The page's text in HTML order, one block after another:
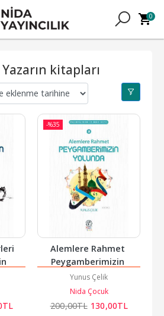
0
kitapları
TL
-%35
Alemlere Rahmet
Peygamberimizin
Yolunda; Önderlerin
İzinde Seti
Yunus Çelik
Nida Çocuk
200,00TL 130,00TL